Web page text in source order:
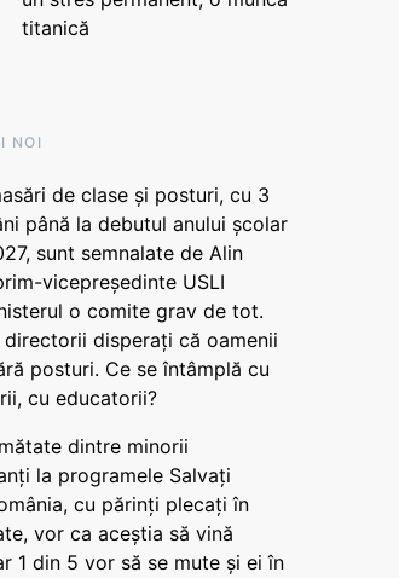
titanică
NOI
de clase și posturi, cu 3
până la debutul anului școlar
sunt semnalate de Alin
vicepreședinte USLI
o comite grav de tot.
directorii disperați că oamenii
posturi. Ce se întâmplă cu
cu educatorii?
dintre minorii
la programele Salvați
cu părinți plecați în
vor ca aceștia să vină
1 din 5 vor să se mute și ei în